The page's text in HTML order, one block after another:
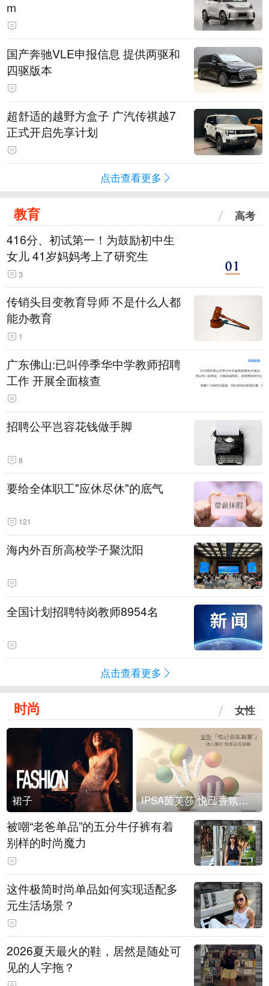
m
国产奔驰VLE申报信息 提供两驱和
四驱版本
超舒适的越野方盒子 广汽传祺越7
正式开启先享计划
点击查看更多
教育 高考
416分、初试第一！为鼓励初中生
女儿 41岁妈妈考上了研究生
3
传销头目变教育导师 不是什么人都
能办教育
1
广东佛山:已叫停季华中学教师招聘
工作 开展全面核查
招聘公平岂容花钱做手脚
8
要给全体职工"应休尽休"的底气
121
海内外百所高校学子聚沈阳
全国计划招聘特岗教师8954名
点击查看更多
时尚 女性
裙子 IPSA茵芙莎 悦己香氛凝露上市
被嘲“老爸单品”的五分牛仔裤有着
别样的时尚魔力
这件极简时尚单品如何实现适配多
元生活场景？
2026夏天最火的鞋，居然是随处可
见的人字拖？